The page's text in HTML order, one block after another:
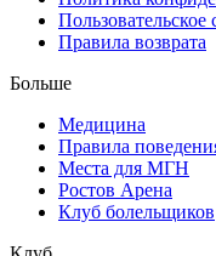
Пользовательское
Правила возврата
Больше
Медицина
Правила
Места для МГН
Ростов Арена
Клуб болельщиков